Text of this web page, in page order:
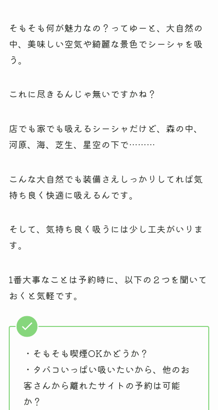
そもそも何が魅力なの？ってゆーと、大自然の
中、美味しい空気や綺麗な景色でシーシャを吸
う。
これに尽きるんじゃ無いですかね？
店でも家でも吸えるシーシャだけど、森の中、
河原、海、芝生、星空の下で………
こんな大自然でも装備さえしっかりしてれば気
持ち良く快適に吸えるんです。
そして、気持ち良く吸うには少し工夫がいりま
す。
1番大事なことは予約時に、以下の２つを聞いて
おくと気軽です。
・そもそも喫煙OKかどうか？
・タバコいっぱい吸いたいから、他のお
客さんから離れたサイトの予約は可能
か？